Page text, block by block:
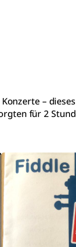
–
für 2